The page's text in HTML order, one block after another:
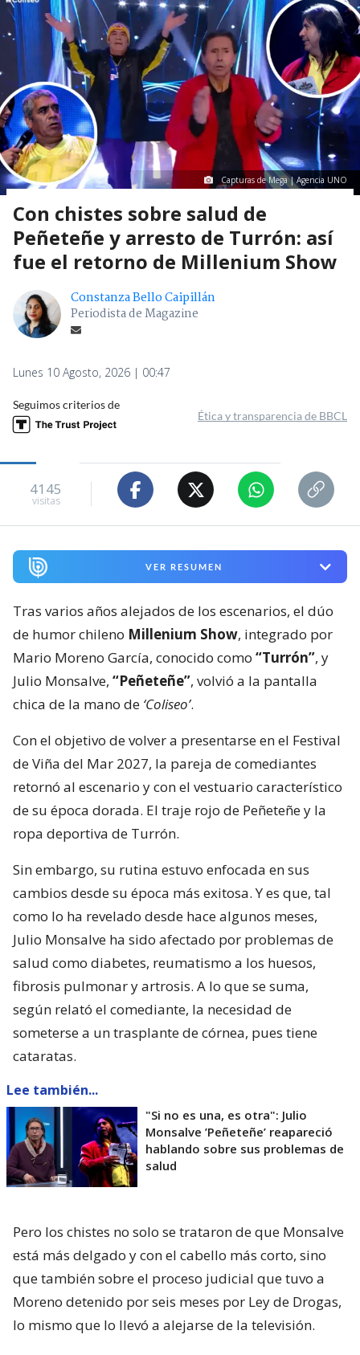
Capturas de Mega | Agencia UNO
Con chistes sobre salud de
Peñeteñe y arresto de Turrón: así
fue el retorno de Millenium Show
Constanza Bello Caipillán
Periodista de Magazine
Lunes 10 Agosto, 2026 | 00:47
Seguimos criterios de
Ética y transparencia de BBCL
4145
visitas
VER RESUMEN
Tras varios años alejados de los escenarios, el dúo
de humor chileno Millenium Show, integrado por
Mario Moreno García, conocido como “Turrón”, y
Julio Monsalve, “Peñeteñe”, volvió a la pantalla
chica de la mano de ‘Coliseo’.
Con el objetivo de volver a presentarse en el Festival
de Viña del Mar 2027, la pareja de comediantes
retornó al escenario y con el vestuario característico
de su época dorada. El traje rojo de Peñeteñe y la
ropa deportiva de Turrón.
Sin embargo, su rutina estuvo enfocada en sus
cambios desde su época más exitosa. Y es que, tal
como lo ha revelado desde hace algunos meses,
Julio Monsalve ha sido afectado por problemas de
salud como diabetes, reumatismo a los huesos,
fibrosis pulmonar y artrosis. A lo que se suma,
según relató el comediante, la necesidad de
someterse a un trasplante de córnea, pues tiene
cataratas.
Lee también...
"Si no es una, es otra": Julio
Monsalve ’Peñeteñe’ reapareció
hablando sobre sus problemas de
salud
Pero los chistes no solo se trataron de que Monsalve
está más delgado y con el cabello más corto, sino
que también sobre el proceso judicial que tuvo a
Moreno detenido por seis meses por Ley de Drogas,
lo mismo que lo llevó a alejarse de la televisión.